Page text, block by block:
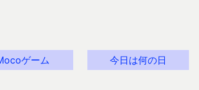
ゲーム 今日は何の日